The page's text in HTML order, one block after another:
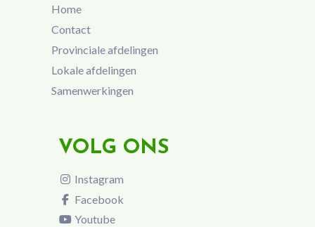
Home
Contact
Provinciale afdelingen
Lokale afdelingen
Samenwerkingen
VOLG ONS
Instagram
Facebook
Youtube